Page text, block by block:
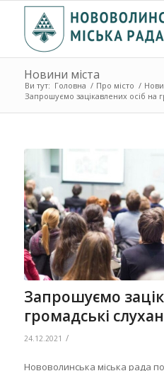
Новини міста
Ви тут: Головна / Про місто /
Запрошуємо зацікавлених осіб на
Запрошуємо
громадські
24.12.2021 /
Нововолинська міська рада